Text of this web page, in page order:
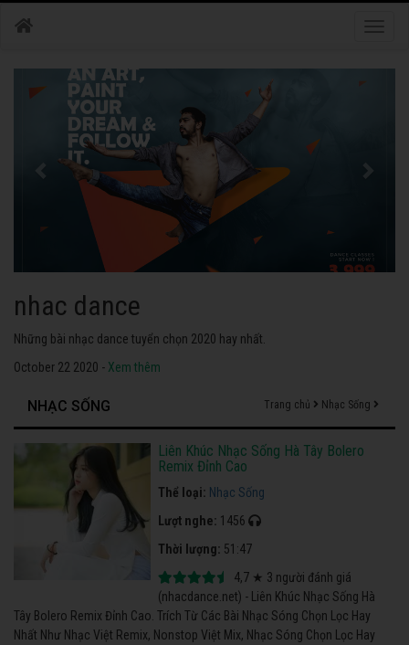
nhac dance
Những bài nhạc dance tuyển chọn 2020 hay nhất.
October 22 2020 - Xem thêm
NHẠC SỐNG Trang chủ Nhạc Sống
Liên Khúc Nhạc Sống Hà Tây Bolero
Remix Đỉnh Cao
Thể loại: Nhạc Sống
Lượt nghe: 1456
Thời lượng: 51:47
4,7 ★ 3 người đánh giá
(nhacdance.net) - Liên Khúc Nhạc Sống Hà
Tây Bolero Remix Đỉnh Cao. Trích Từ Các Bài Nhạc Sóng Chọn Lọc Hay
Nhất Như Nhạc Việt Remix, Nonstop Việt Mix, Nhạc Sóng Chọn Lọc Hay